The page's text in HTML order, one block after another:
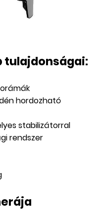
tulajdonságai:
hordozható
stabilizátorral
rendszer